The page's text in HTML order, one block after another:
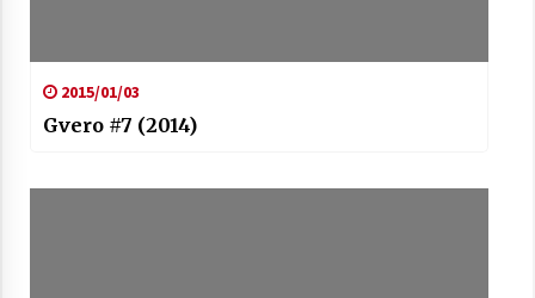
2015/01/03
Gvero #7 (2014)